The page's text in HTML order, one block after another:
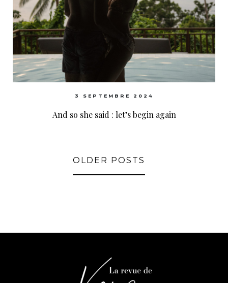
3 SEPTEMBRE 2024
And so she said : let’s begin again
OLDER POSTS